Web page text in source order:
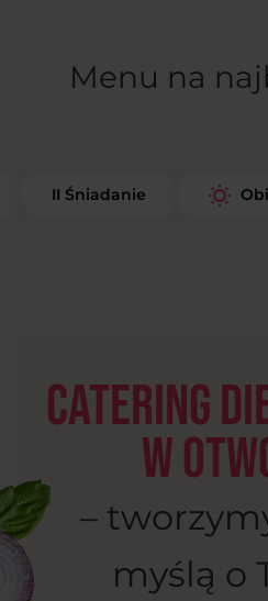
Menu na
II Śniadanie
Catering
w
–
myślą o